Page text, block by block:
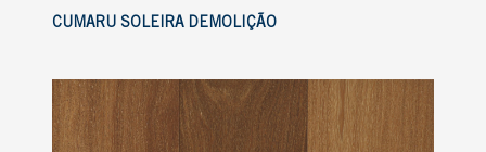
CUMARU SOLEIRA DEMOLIÇÃO